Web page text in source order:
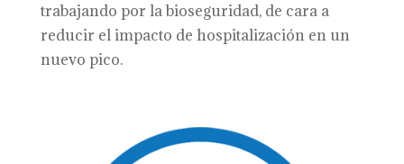
trabajando por la bioseguridad, de cara a
reducir el impacto de hospitalización en un
nuevo pico.